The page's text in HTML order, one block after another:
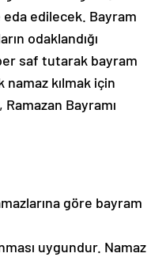
eda edilecek. Bayram
odaklandığı
saf tutarak bayram
namaz kılmak için
Bayramı
göre bayram
uygundur. Namaz